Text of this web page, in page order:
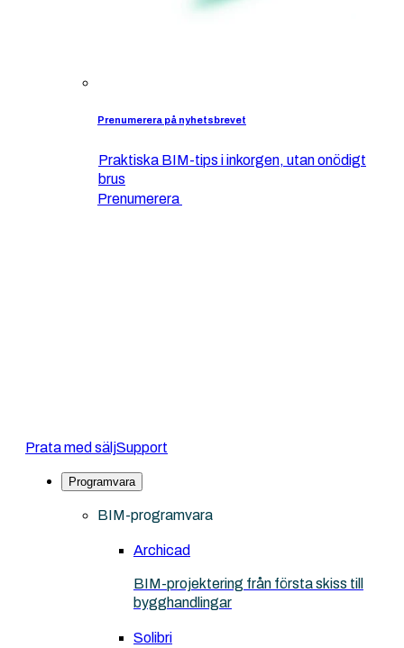
Prenumerera på nyhetsbrevet
Praktiska BIM-tips i inkorgen, utan onödigt
brus
Prenumerera
Prata med säljSupport
Programvara
BIM-programvara
Archicad
BIM-projektering från första skiss till
bygghandlingar
Solibri